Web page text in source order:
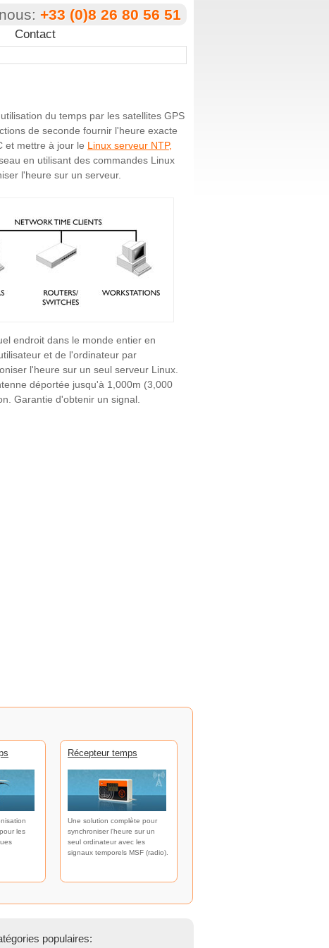
+33 (0)8 26 80 56 51
Contact
du temps par les satellites GPS
de seconde fournir l'heure exacte
et mettre à jour le Linux serveur NTP,
en utilisant des commandes Linux
l'heure sur un serveur.
endroit dans le monde entier en
et de l'ordinateur par
l'heure sur un seul serveur Linux.
déportée jusqu'à 1,000m (3,000
Garantie d'obtenir un signal.
les
Récepteur temps
Une solution complète pour
synchroniser l'heure sur un
seul ordinateur avec les
signaux temporels MSF (radio).
populaires: